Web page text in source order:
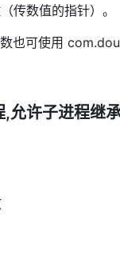
传数值的指针）。
也可使用
,允许子进程继